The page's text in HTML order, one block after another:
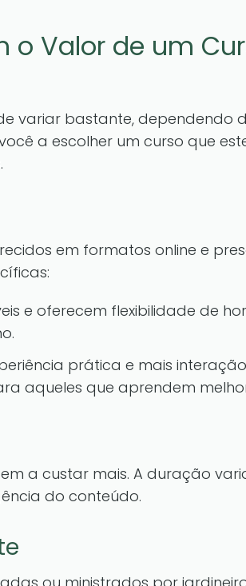
o Valor de um
variar bastante, dependendo
a escolher um curso que
em formatos online e
e oferecem flexibilidade de
prática e mais
aqueles que aprendem
a custar mais. A duração
do conteúdo.